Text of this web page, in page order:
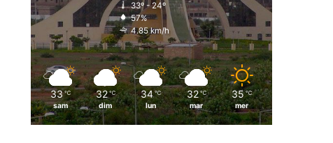
33º - 24º
57%
4.85 km/h
33 ℃
sam
32 ℃
dim
34 ℃
lun
32 ℃
mar
35 ℃
mer